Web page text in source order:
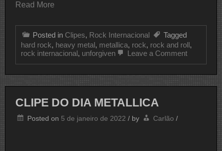
Read More
Posted in Clipes, Rock Internacional
Tagged
hard rock, heavy metal, metallica, rock, rock and roll,
rock internacional, unforgiven Leave a Commenton
CLIPE DO DIA METALLICA
Posted on 5 de janeiro de 2022 / by Carlão /